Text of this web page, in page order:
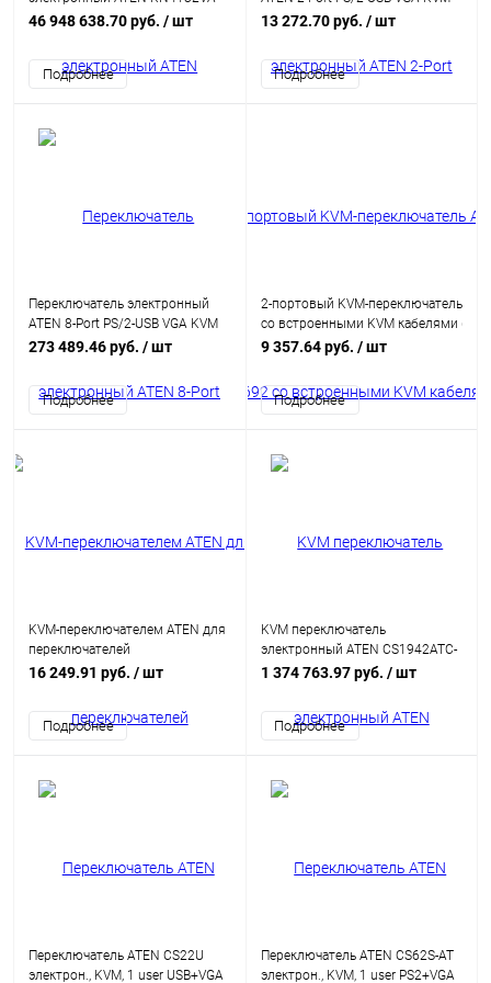
AX-G 1 local user
cpu (PS2/USB/Sun+VGA)/RS232,
без шнуров и адаптеров,
46 948 638.70 руб. / шт
Подробнее
Switch (CS82U-AT)
13 272.70 руб. / шт
Подробнее
Переключатель электронный
ATEN 8-Port PS/2-USB VGA KVM
Switch with Daisy-Chain Port and
(CS1708A-AT-G)
273 489.46 руб. / шт
Подробнее
2-портовый KVM-переключатель
со встроенными KVM кабелями
9 357.64 руб. / шт
Подробнее
KVM-переключателем ATEN для
переключателей
KN2124v/KN2140v/KN4124v/KN4140v,
16 249.91 руб. / шт
Подробнее
KVM переключатель
электронный ATEN CS1942ATC-
AT-G Audio+USB 3.1+RS232, 1
USB+2xDisplayPort), со шнурами
2xUSB 3.1 1.8м/4xDisplayPort 1.2
порт.HUB USB 3.1)
1 374 763.97 руб. / шт
Подробнее
Переключатель ATEN CS22U
электрон., KVM, 1 user USB+VGA
Переключатель ATEN CS62S-AT
электрон., KVM, 1 user PS2+VGA